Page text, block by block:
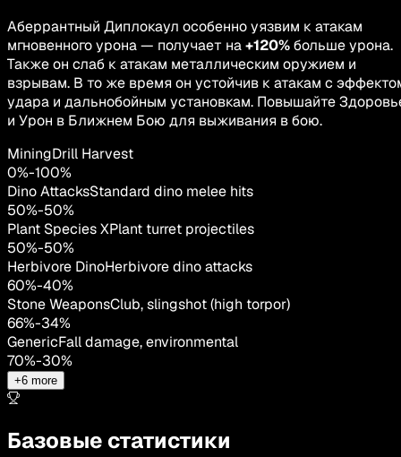
Аберрантный Диплокаул особенно уязвим к атакам
мгновенного урона — получает на+120%больше урона.
Также он слаб к атакам металлическим оружием и
взрывам. В то же время он устойчив к атакам с
удара и дальнобойным установкам. Повышайте
и Урон в Ближнем Бою для выживания в бою.
MiningDrill Harvest
0%-100%
Dino AttacksStandard dino melee hits
50%-50%
Plant Species XPlant turret projectiles
50%-50%
Herbivore DinoHerbivore dino attacks
60%-40%
Stone WeaponsClub, slingshot (high torpor)
66%-34%
GenericFall damage, environmental
70%-30%
+6 more
Базовые статистики